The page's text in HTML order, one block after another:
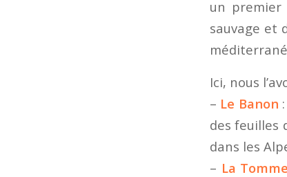
un premier
sauvage et
Ici, nous
– Le Banon
des feuilles
dans les
– La